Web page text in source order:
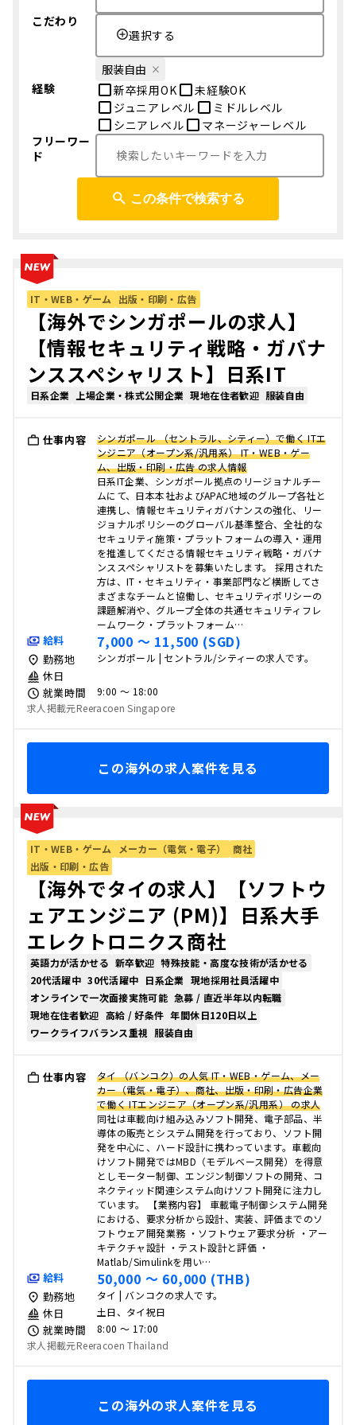
こだわり
選択する
服装自由
経験
新卒採用OK
未経験OK
ジュニアレベル
ミドルレベル
シニアレベル
マネージャーレベル
フリーワー
ド
この条件で検索する
IT・WEB・ゲーム 出版・印刷・広告
【海外でシンガポールの求人】
【情報セキュリティ戦略・ガバナ
ンススペシャリスト】日系IT
日系企業 上場企業・株式公開企業 現地在住者歓迎 服装自由
仕事内容
シンガポール （セントラル、シティー）で働く ITエ
ンジニア（オープン系/汎用系） IT・WEB・ゲー
ム、出版・印刷・広告 の求人情報
日系IT企業、シンガポール拠点のリージョナルチー
ムにて、日本本社およびAPAC地域のグループ各社と
連携し、情報セキュリティガバナンスの強化、リー
ジョナルポリシーのグローバル基準整合、全社的な
セキュリティ施策・プラットフォームの導入・運用
を推進してくださる情報セキュリティ戦略・ガバナ
ンススペシャリストを募集いたします。 採用された
方は、IT・セキュリティ・事業部門など横断してさ
まざまなチームと協働し、セキュリティポリシーの
課題解消や、グループ全体の共通セキュリティフレ
ームワーク・プラットフォーム…
給料 7,000 〜 11,500 (SGD)
勤務地 シンガポール | セントラル/シティーの求人です。
休日
就業時間
9:00 〜 18:00
求人掲載元Reeracoen Singapore
この海外の求人案件を見る
IT・WEB・ゲーム メーカー（電気・電子）
商社
出版・印刷・広告
【海外でタイの求人】【ソフトウ
ェアエンジニア (PM)】日系大手
エレクトロニクス商社
英語力が活かせる 新卒歓迎 特殊技能・高度な技術が活かせる
20代活躍中 30代活躍中 日系企業 現地採用社員活躍中
オンラインで一次面接実施可能 急募 / 直近半年以内転職
現地在住者歓迎 高給 / 好条件 年間休日120日以上
ワークライフバランス重視 服装自由
仕事内容
タイ （バンコク）の人気 IT・WEB・ゲーム、メー
カー（電気・電子）、商社、出版・印刷・広告企業
で働く ITエンジニア（オープン系/汎用系） の求人
同社は車載向け組み込みソフト開発、電子部品、半
導体の販売とシステム開発を行っており、ソフト開
発を中心に、ハード設計に携わっています。車載向
けソフト開発ではMBD（モデルベース開発）を得意
としモーター制御、エンジン制御ソフトの開発、コ
ネクティッド関連システム向けソフト開発に注力し
ています。 【業務内容】 車載電子制御システム開発
における、要求分析から設計、実装、評価までのソ
フトウェア開発業務 ・ソフトウェア要求分析 ・アー
キテクチャ設計 ・テスト設計と評価 ・
Matlab/Simulinkを用い…
給料 50,000 〜 60,000 (THB)
勤務地 タイ | バンコクの求人です。
休日 土日、タイ祝日
就業時間
8:00 〜 17:00
求人掲載元Reeracoen Thailand
この海外の求人案件を見る